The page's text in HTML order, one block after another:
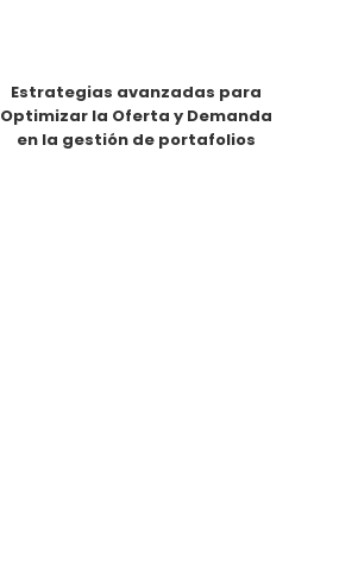
Estrategias avanzadas para
Optimizar la Oferta y Demanda
en la gestión de portafolios